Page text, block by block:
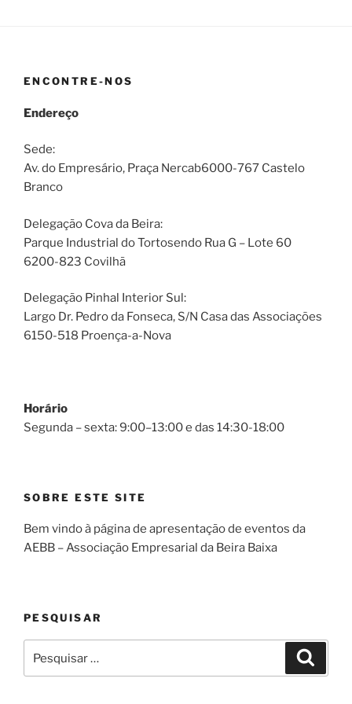
ENCONTRE-NOS
Endereço
Sede:
Av. do Empresário, Praça Nercab6000-767 Castelo
Branco
Delegação Cova da Beira:
Parque Industrial do Tortosendo Rua G – Lote 60
6200-823 Covilhã
Delegação Pinhal Interior Sul:
Largo Dr. Pedro da Fonseca, S/N Casa das Associações
6150-518 Proença-a-Nova
Horário
Segunda – sexta: 9:00–13:00 e das 14:30-18:00
SOBRE ESTE SITE
Bem vindo à página de apresentação de eventos da
AEBB – Associação Empresarial da Beira Baixa
PESQUISAR
por: